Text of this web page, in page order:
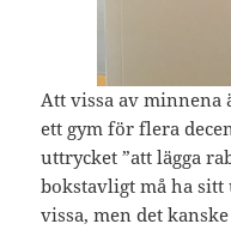
Att vissa av minnena
ett gym för flera
uttrycket ”att lägga
bokstavligt må ha
vissa, men det